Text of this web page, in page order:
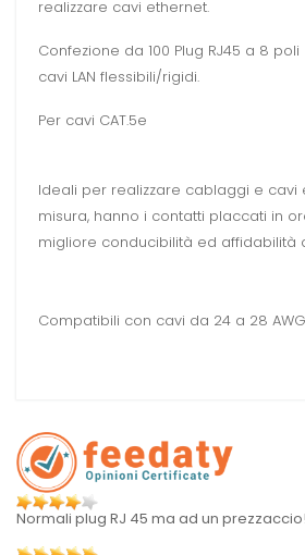
realizzare cavi ethernet.
Confezione da 100 Plug RJ45 a 8
cavi LAN flessibili/rigidi.
Per cavi CAT.5e
Ideali per realizzare cablaggi e cavi
misura, hanno i contatti placcati in
migliore conducibilità ed affidabilità
Compatibili con cavi da 24 a 28
Normali plug RJ 45 ma ad un prezzaccio!